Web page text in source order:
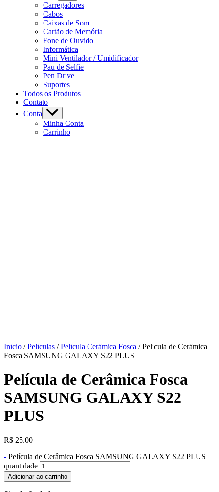
Carregadores
Cabos
Caixas de Som
Cartão de Memória
Fone de Ouvido
Informática
Mini Ventilador / Umidificador
Pau de Selfie
Pen Drive
Suportes
Todos os Produtos
Contato
Conta
Minha Conta
Carrinho
Início /Películas /Película Cerâmica Fosca / Película de Cerâmica
Fosca SAMSUNG GALAXY S22 PLUS
Película de Cerâmica Fosca
SAMSUNG GALAXY S22
PLUS
R$ 25,00
- Película de Cerâmica Fosca SAMSUNG GALAXY S22 PLUS
quantidade
+
Adicionar ao carrinho